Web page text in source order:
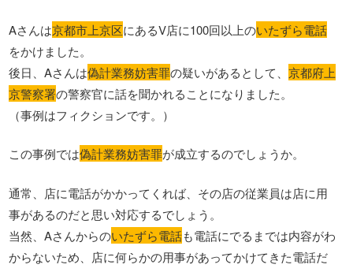
Aさんは京都市上京区にあるV店に100回以上のいたずら電話
をかけました。
後日、Aさんは偽計業務妨害罪の疑いがあるとして、京都府上
京警察署の警察官に話を聞かれることになりました。
（事例はフィクションです。）
この事例では偽計業務妨害罪が成立するのでしょうか。
通常、店に電話がかかってくれば、その店の従業員は店に用
事があるのだと思い対応するでしょう。
当然、Aさんからのいたずら電話も電話にでるまでは内容がわ
からないため、店に何らかの用事があってかけてきた電話だ